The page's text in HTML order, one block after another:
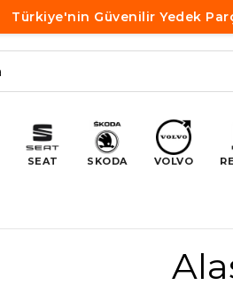
Türkiye'nin Güvenilir Yedek
SEAT SKODA VOLVO